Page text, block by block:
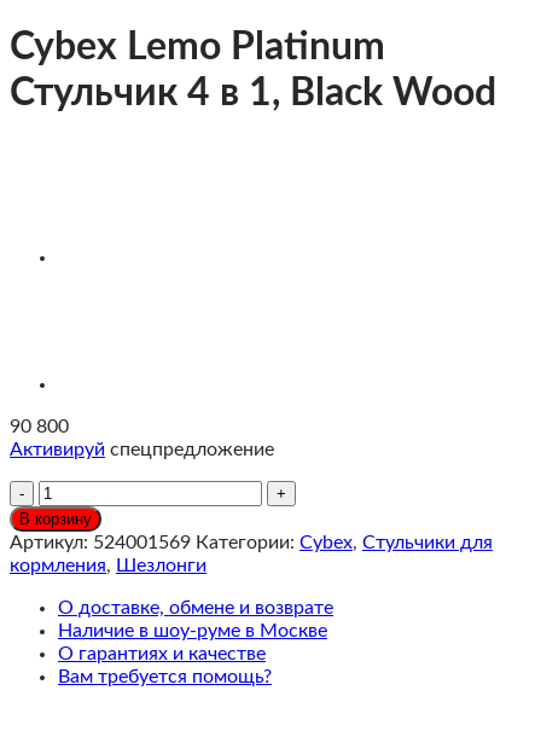
Cybex Lemo Platinum
Стульчик 4 в 1, Black Wood
90 800
Активируй спецпредложение
Количество
Cybex
Lemo
Platinum
4
в
1,
Black
В корзину
Артикул: 524001569 Категории: Cybex, Стульчики для
кормления, Шезлонги
О доставке, обмене и возврате
Наличие в шоу-руме в Москве
О гарантиях и качестве
Вам требуется помощь?